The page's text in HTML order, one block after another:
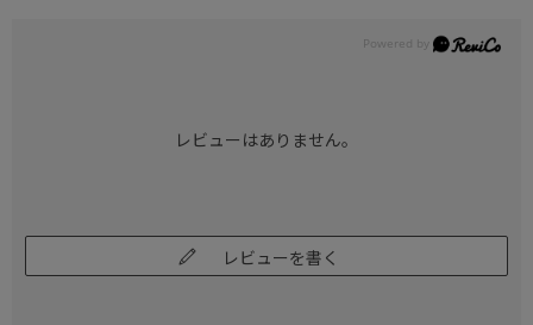
レビューはありません。
レビューを書く